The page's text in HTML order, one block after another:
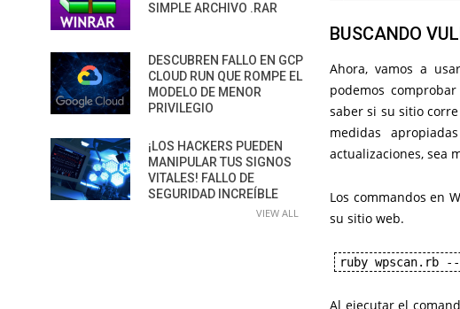
BUSCANDO
Ahora, vamos a
podemos
saber si su sitio
medidas
actualizaciones, sea
Los commandos en
su sitio web.
ruby wpscan.rb
Al ejecutar el
SIMPLE ARCHIVO .RAR
DESCUBREN FALLO EN GCP
CLOUD RUN QUE ROMPE EL
MODELO DE MENOR
PRIVILEGIO
¡LOS HACKERS PUEDEN
MANIPULAR TUS SIGNOS
VITALES! FALLO DE
SEGURIDAD INCREÍBLE
VIEW ALL